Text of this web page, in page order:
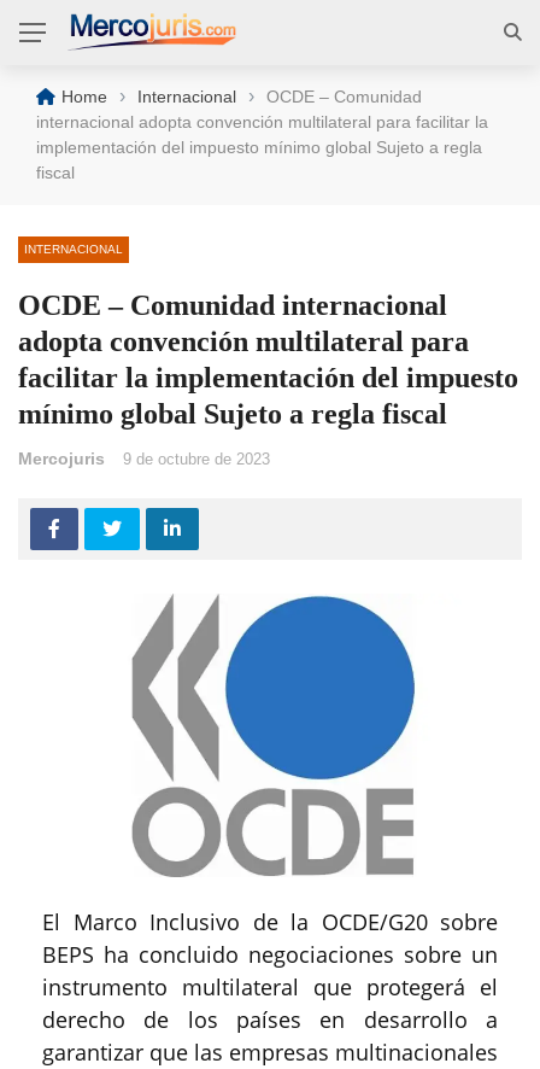
Home › Internacional ›
OCDE – Comunidad
internacional adopta convención multilateral para facilitar la
implementación del impuesto mínimo global Sujeto a regla
fiscal
INTERNACIONAL
OCDE – Comunidad internacional
adopta convención multilateral para
facilitar la implementación del impuesto
mínimo global Sujeto a regla fiscal
Mercojuris 9 de octubre de 2023
El Marco Inclusivo de la OCDE/G20 sobre
BEPS ha concluido negociaciones sobre un
instrumento multilateral que protegerá el
derecho de los países en desarrollo a
garantizar que las empresas multinacionales